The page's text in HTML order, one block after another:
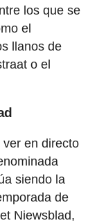
los que se
el
llanos de
o el
en directo
siendo la
de
Niewsblad,